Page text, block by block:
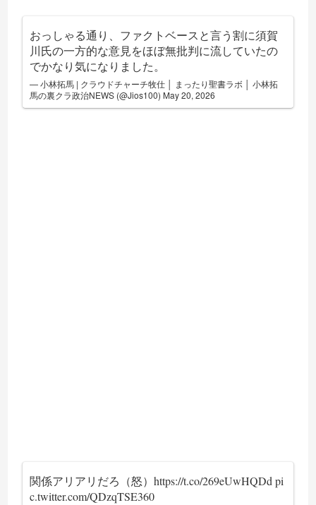
おっしゃる通り、ファクトベースと言う割に須賀
川氏の一方的な意見をほぼ無批判に流していたの
でかなり気になりました。
— 小林拓馬 | クラウドチャーチ牧仕 │ まったり聖書ラボ │ 小林拓
馬の裏クラ政治NEWS (@Jios100) May 20, 2026
関係アリアリだろ（怒）https://t.co/269eUwHQDd pi
c.twitter.com/QDzqTSE360